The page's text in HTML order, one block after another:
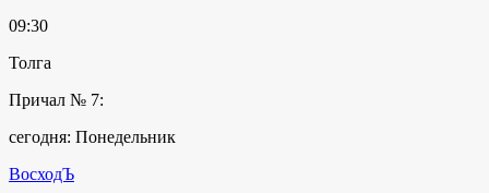
09:30
Толга
Причал № 7:
сегодня: Понедельник
ВосходЪ